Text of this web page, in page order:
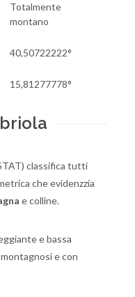
Totalmente
montano
40,50722222°
15,81277778°
classifica tutti
che evidenzzia
e colline.
e bassa
e con